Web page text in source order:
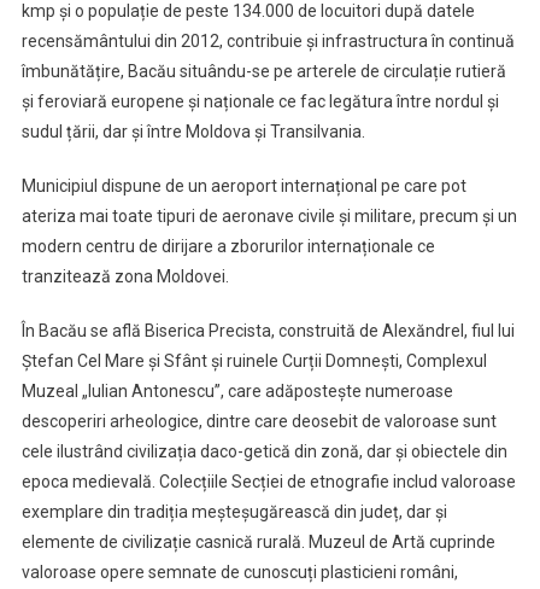
kmp și o populație de peste 134.000 de locuitori după datele
recensământului din 2012, contribuie și infrastructura în continuă
îmbunătățire, Bacău situându-se pe arterele de circulație rutieră
și feroviară europene și naționale ce fac legătura între nordul și
sudul țării, dar și între Moldova și Transilvania.
Municipiul dispune de un aeroport internațional pe care pot
ateriza mai toate tipuri de aeronave civile și militare, precum și un
modern centru de dirijare a zborurilor internaționale ce
tranzitează zona Moldovei.
În Bacău se află Biserica Precista, construită de Alexăndrel, fiul lui
Ștefan Cel Mare și Sfânt și ruinele Curții Domnești, Complexul
Muzeal „Iulian Antonescu”, care adăpostește numeroase
descoperiri arheologice, dintre care deosebit de valoroase sunt
cele ilustrând civilizația daco-getică din zonă, dar și obiectele din
epoca medievală. Colecțiile Secției de etnografie includ valoroase
exemplare din tradiția meșteșugărească din județ, dar și
elemente de civilizație casnică rurală. Muzeul de Artă cuprinde
valoroase opere semnate de cunoscuți plasticieni români,